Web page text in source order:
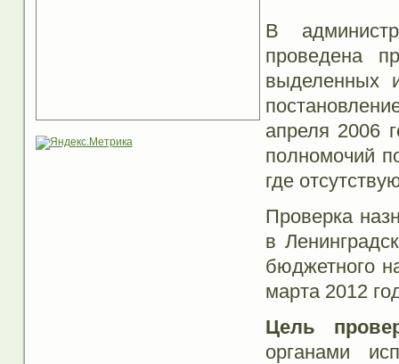
В
проведена
выделенных
апреля 2006
полномочий
где
Проверка
в
бюджетного
марта 2012
Цель
органами